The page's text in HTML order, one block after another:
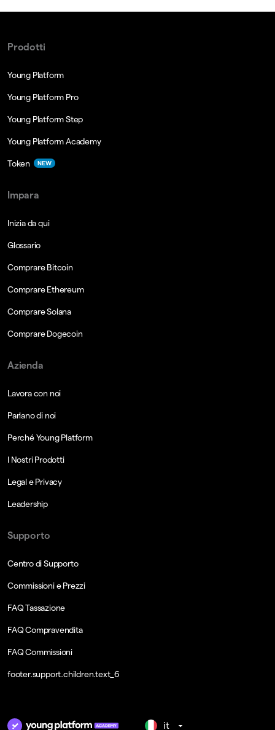
Prodotti
Young Platform
Young Platform Pro
Young Platform Step
Young Platform Academy
Token NEW
Impara
Inizia da qui
Glossario
Comprare Bitcoin
Comprare Ethereum
Comprare Solana
Comprare Dogecoin
Azienda
Lavora con noi
Parlano di noi
Perché Young Platform
I Nostri Prodotti
Legal e Privacy
Leadership
Supporto
Centro di Supporto
Commissioni e Prezzi
FAQ Tassazione
FAQ Compravendita
FAQ Commissioni
footer.support.children.text_6
it